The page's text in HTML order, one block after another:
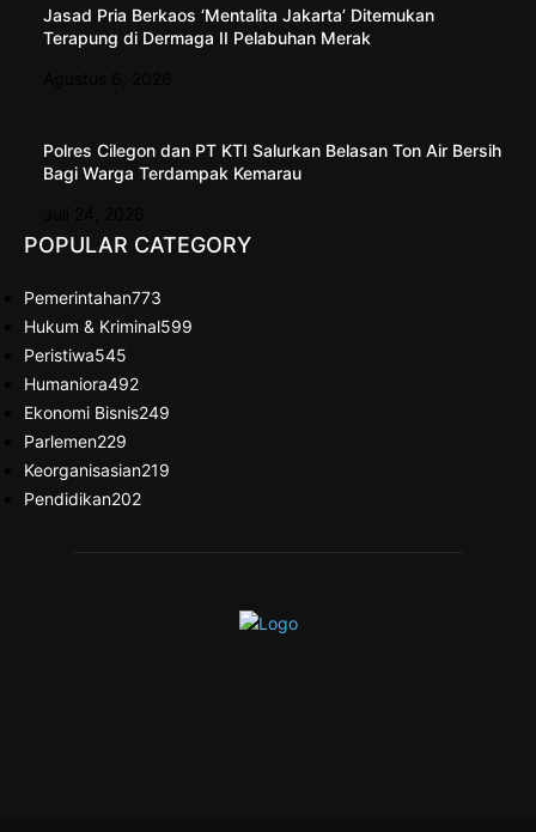
Jasad Pria Berkaos ‘Mentalita Jakarta’ Ditemukan
Terapung di Dermaga II Pelabuhan Merak
Polres Cilegon dan PT KTI Salurkan Belasan Ton Air Bersih
Bagi Warga Terdampak Kemarau
POPULAR CATEGORY
Pemerintahan773
Hukum & Kriminal599
Peristiwa545
Humaniora492
Ekonomi Bisnis249
Parlemen229
Keorganisasian219
Pendidikan202